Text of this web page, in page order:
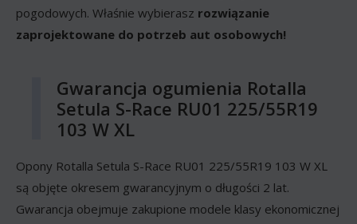
pogodowych. Właśnie wybierasz rozwiązanie
zaprojektowane do potrzeb aut osobowych!
Gwarancja ogumienia Rotalla
Setula S-Race RU01 225/55R19
103 W XL
Opony Rotalla Setula S-Race RU01 225/55R19 103 W XL
są objęte okresem gwarancyjnym o długości 2 lat.
Gwarancja obejmuje zakupione modele klasy ekonomicznej